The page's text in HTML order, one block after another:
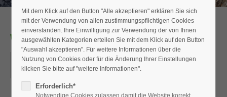
WAN_Senioren
19.03.2026
ORT: WIESENSTRASSE IN WEISSENBURG
Mit dem Klick auf den Button "Alle akzeptieren" erklären Sie sich
mit der Verwendung von allen zustimmungspflichtigen Cookies
einverstanden. Ihre Einwilligung zur Verwendung der von Ihnen
ausgewählten Kategorien erteilen Sie mit dem Klick auf den Button
"Auswahl akzeptieren". Für weitere Informationen über die
Nutzung von Cookies oder für die Änderung Ihrer Einstellungen
klicken Sie bitte auf "weitere Informationen".
Erforderlich*
Notwendige Cookies zulassen damit die Website korrekt